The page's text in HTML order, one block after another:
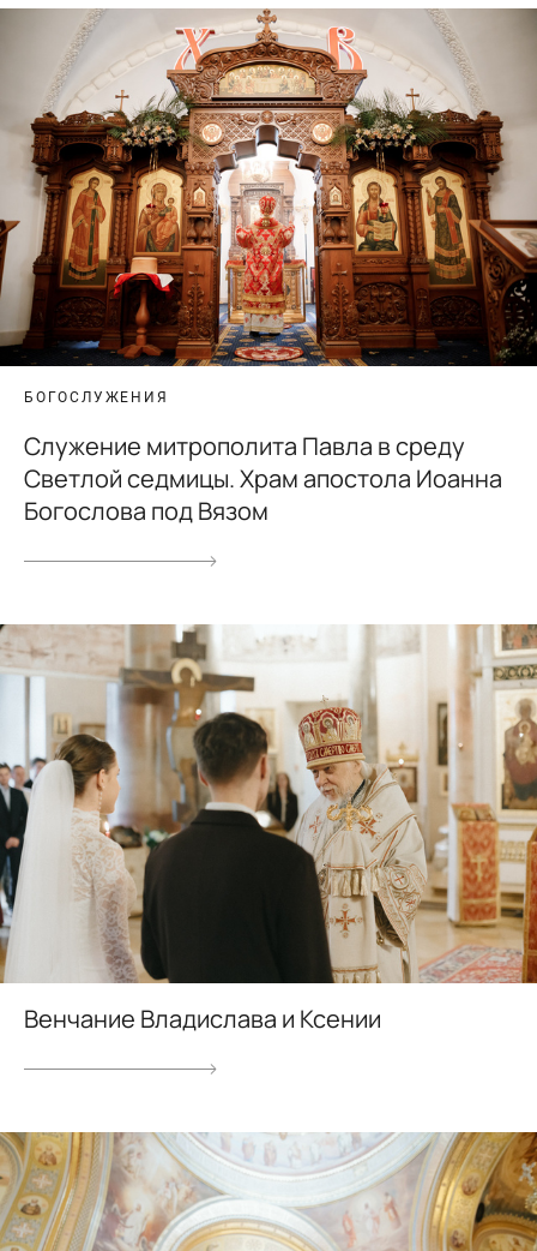
БОГОСЛУЖЕНИЯ
Служение митрополита Павла в среду
Светлой седмицы. Храм апостола Иоанна
Богослова под Вязом
Венчание Владислава и Ксении